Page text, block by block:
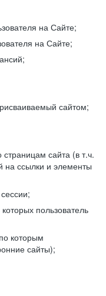
на Сайте;
на Сайте;
сайтом;
сайта (в т.ч.
на ссылки и элементы
пользователь
которым
сайты);